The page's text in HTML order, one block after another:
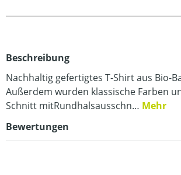
Beschreibung
Nachhaltig gefertigtes T-Shirt aus Bio-
Außerdem wurden klassische Farben
Schnitt mitRundhalsausschn… Mehr
Bewertungen